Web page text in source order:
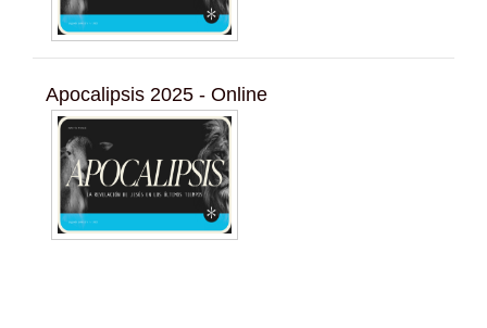
Apocalipsis 2025 - Online